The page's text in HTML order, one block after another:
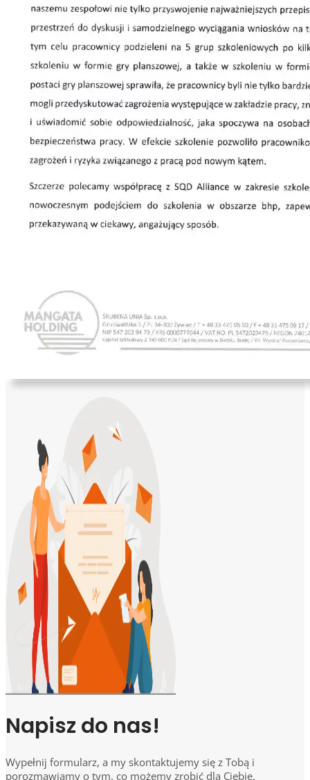
Napisz do nas!
Wypełnij formularz, a my skontaktujemy się z Tobą i
porozmawiamy o tym, co możemy zrobić dla Ciebie.